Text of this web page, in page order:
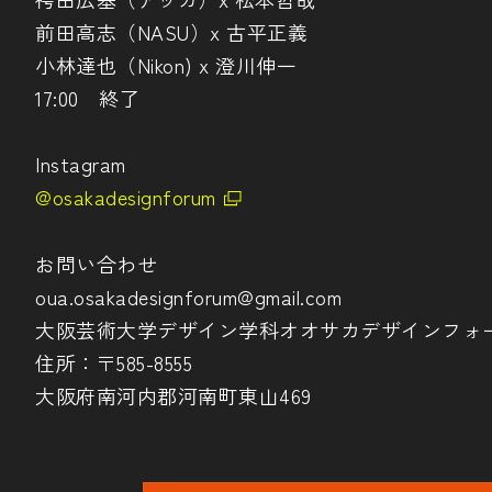
前田高志（NASU）x 古平正義
小林達也（Nikon) x 澄川伸一
17:00 終了
Instagram
@osakadesignforum
お問い合わせ
oua.osakadesignforum@gmail.com
大阪芸術大学デザイン学科オオサカデザインフォ
住所：〒585-8555
大阪府南河内郡河南町東山469